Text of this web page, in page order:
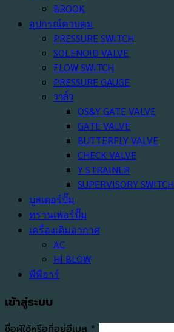
BROOK
อุปกรณ์ควบคุม
PRESSURE SWITCH
SOLENOID VALVE
FLOW SWITCH
PRESSURE GAUGE
วาล์ว
OS&Y GATE VALVE
GATE VALVE
BUTTERFLY VALVE
CHECK VALVE
Y STRAINER
SUPERVISORY SWITCH
บูสเตอร์ปั๊ม
ทรานเฟอร์ปั๊ม
เครื่องเติมอากาศ
AC
HI BLOW
พีพีอาร์
เข้าสู่ระบบ
ต้องการ